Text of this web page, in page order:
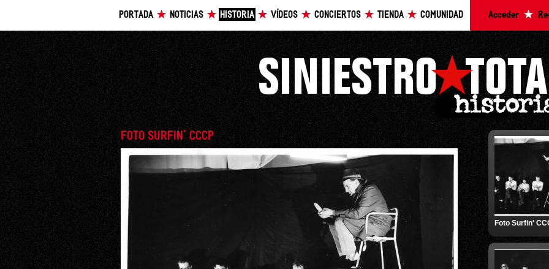
PORTADA NOTICIAS HISTORIA VÍDEOS CONCIERTOS TIENDA COMUNIDAD Acceder
FOTO SURFIN' CCCP
Foto Surfin'